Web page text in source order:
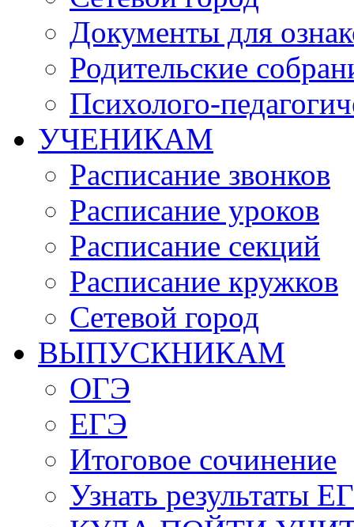
Документы для
Родительские
Психолого-
УЧЕНИКАМ
Расписание звонков
Расписание уроков
Расписание секций
Расписание кружков
Сетевой город
ВЫПУСКНИКАМ
ОГЭ
ЕГЭ
Итоговое сочинение
Узнать результаты